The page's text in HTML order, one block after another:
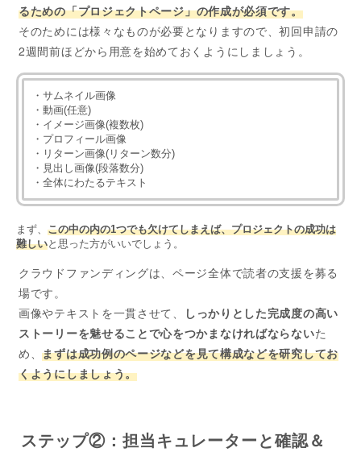
るための「プロジェクトページ」の作成が必須です。
そのためには様々なものが必要となりますので、初回申請の
2週間前ほどから用意を始めておくようにしましょう。
・サムネイル画像
・動画(任意)
・イメージ画像(複数枚)
・プロフィール画像
・リターン画像(リターン数分)
・見出し画像(段落数分)
・全体にわたるテキスト
まず、 この中の内の1つでも欠けてしまえば、プロジェクトの成功は
難しいと思った方がいいでしょう。
クラウドファンディングは、ページ全体で読者の支援を募る
場です。
画像やテキストを一貫させて、
しっかりとした完成度の高い
ストーリーを魅せることで心をつかまなければならないた
め、まずは成功例のページなどを見て構成などを研究してお
くようにしましょう。
ステップ②：担当キュレーターと確認＆